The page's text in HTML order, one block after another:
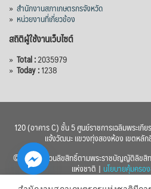
» สำนักงานสภาเกษตรกรจังหวัด
» หน่วยงานที่เกี่ยวข้อง
สถิติผู้ใช้งานเว็บไซต์
» Total :2035979
» Today :1238
120 (อาคาร C) ชั้น 5 ศูนย์ราชการเฉลิมพระเ
แจ้งวัฒนะ แขวงทุ่งสองห้อง เขตหลั
© 2560 สงวนลิขสิทธิ์ตามพระราชบัญญัติลิขสิท
แห่งชาติ | นโยบายคุ้มครอ